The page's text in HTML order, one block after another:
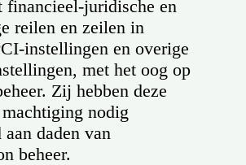
financieel-juridische en
reilen en zeilen in
instellingen en overige
met het oog op
Zij hebben deze
nodig
daden van
beheer.